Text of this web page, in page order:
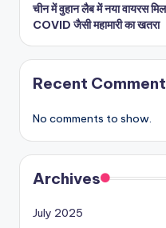
चीन में वुहान लैब में नया वायरस
COVID जैसी महामारी का खतरा
Recent
No comments to show.
Archives
July 2025